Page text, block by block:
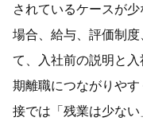
されているケースが
場合、給与、評価制
て、入社前の説明と
期離職につながりや
接では「残業は少な